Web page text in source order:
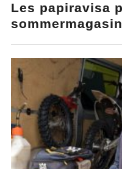
Les papiravisa